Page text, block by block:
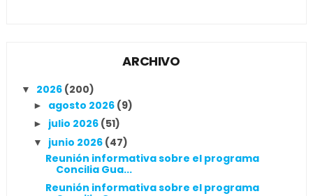
ARCHIVO
▼ 2026 (200)
► agosto 2026 (9)
► julio 2026 (51)
▼ junio 2026 (47)
Reunión informativa sobre el programa
Concilia Gua...
Reunión informativa sobre el programa